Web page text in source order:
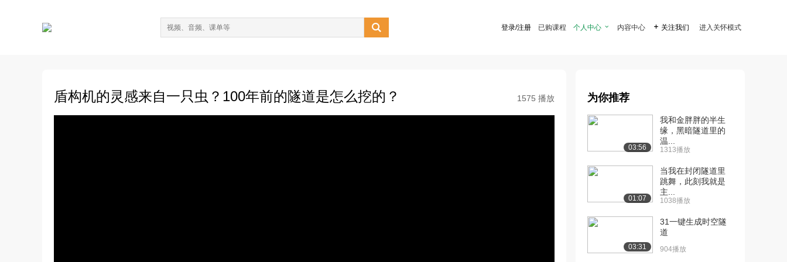
 登录/注册 已购课程 个人中心  内容中心  关注我们 进入关怀模式
盾构机的灵感来自一只虫？100年前的隧道是怎么挖的？ 1575 播放 为你推荐
03:56
我和金胖胖的半生
缘，黑暗隧道里的
温...
1313播放
01:07
当我在封闭隧道里
跳舞，此刻我就是
主...
1038播放
03:31
31一键生成时空隧
道
904播放